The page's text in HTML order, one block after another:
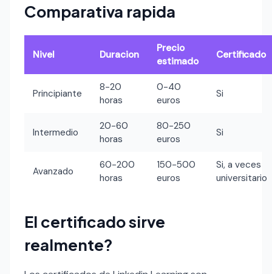
Comparativa rapida
Nivel Duracion
Precio
estimado
Certificado
Principiante
8-20
horas
0-40
euros
Si
Intermedio
20-60
horas
80-250
euros
Si
Avanzado
60-200
horas
150-500
euros
Si, a veces
universitario
El certificado sirve
realmente?